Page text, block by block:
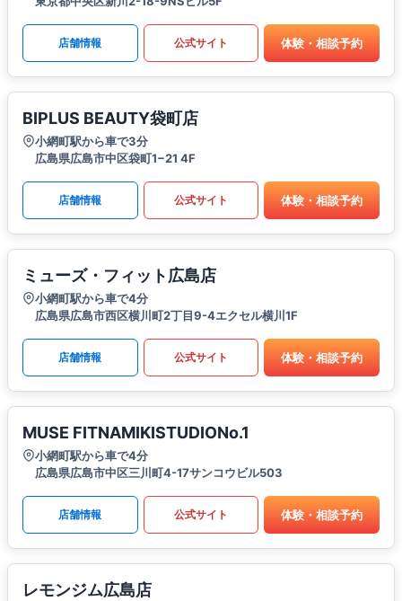
店舗情報 公式サイト 体験・相談予約
BIPLUS BEAUTY袋町店
小網町駅から車で3分
広島県広島市中区袋町1−21 4F
店舗情報 公式サイト 体験・相談予約
ミューズ・フィット広島店
小網町駅から車で4分
広島県広島市西区横川町2丁目9-4エクセル横川1F
店舗情報 公式サイト 体験・相談予約
MUSE FITNAMIKISTUDIONo.1
小網町駅から車で4分
広島県広島市中区三川町4-17サンコウビル503
店舗情報 公式サイト 体験・相談予約
レモンジム広島店